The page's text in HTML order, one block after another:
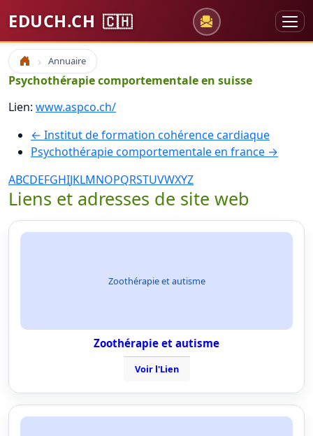
EDUCH.CH 🇨🇭
Accueil Annuaire
Psychothérapie comportementale en suisse
Lien: www.aspco.ch/
← Institut de formation cohérence cardiaque
Psychothérapie comportementale en france →
ABCDEFGHIJKLMNOPQRSTUVWXYZ
Liens et adresses de site web
Zoothérapie et autisme
Zoothérapie et autisme
Voir l'Lien